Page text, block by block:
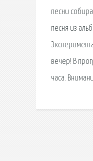
песни
песня из
вечер! В
часа.